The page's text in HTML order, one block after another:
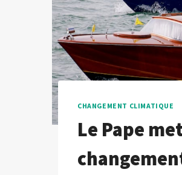
CHANGEMENT CLIMATIQUE
Le Pape